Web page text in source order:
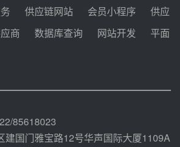
甘肃建投安装公司赴京洽谈，深化
瓜州、博州光热项目战略合作
发！明确推动光热发电规模化发展
供应链网站 会员小程序
供应
商 数据库查询 网站开发
平面
85618023
建国门雅宝路12号华声国际大厦1109A